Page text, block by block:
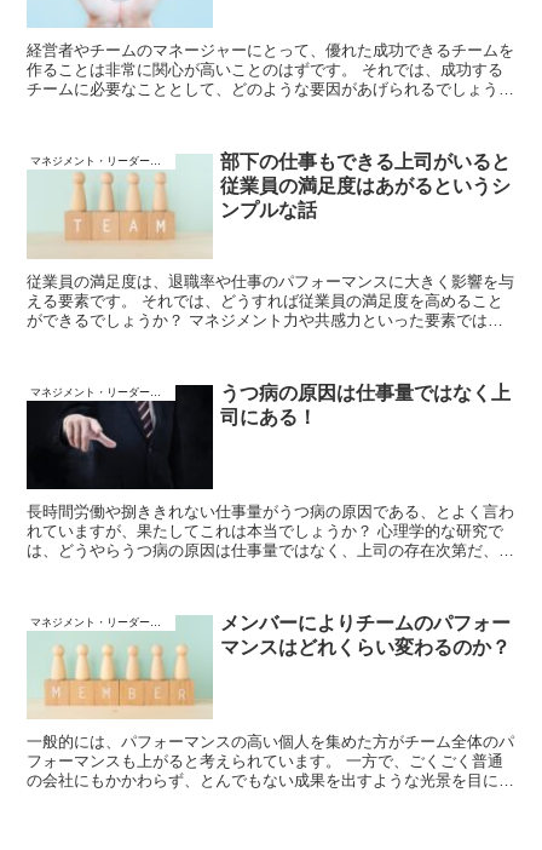
経営者やチームのマネージャーにとって、優れた成功できるチームを
作ることは非常に関心が高いことのはずです。 それでは、成功する
チームに必要なこととして、どのような要因があげられるでしょう
マネジメント・リーダーシップ
部下の仕事もできる上司がいると
従業員の満足度はあがるというシ
ンプルな話
従業員の満足度は、退職率や仕事のパフォーマンスに大きく影響を与
える要素です。 それでは、どうすれば従業員の満足度を高めること
ができるでしょうか？ マネジメント力や共感力といった要素ではな
うつ病の原因は仕事量ではなく上
司にある！
長時間労働や捌ききれない仕事量がうつ病の原因である、とよく言わ
れていますが、果たしてこれは本当でしょうか？ 心理学的な研究で
は、どうやらうつ病の原因は仕事量ではなく、上司の存在次第だ、と
マネジメント・リーダーシップ
メンバーによりチームのパフォー
マンスはどれくらい変わるのか？
一般的には、パフォーマンスの高い個人を集めた方がチーム全体のパ
フォーマンスも上がると考えられています。 一方で、ごくごく普通
の会社にもかかわらず、とんでもない成果を出すような光景を目にす